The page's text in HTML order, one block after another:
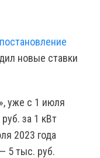
новые ставки
уже с 1 июля
за 1 кВт
2023 года
5 тыс. руб.